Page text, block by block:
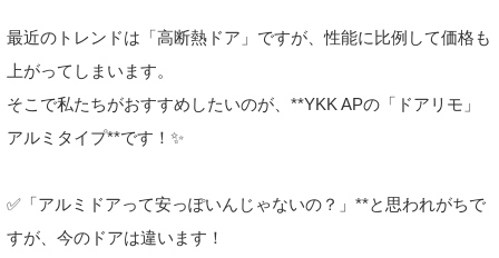
最近のトレンドは「高断熱ドア」ですが、性能に比例して価格も
上がってしまいます。
そこで私たちがおすすめしたいのが、**YKK APの「ドアリモ」
アルミタイプ**です！✨
✅「アルミドアって安っぽいんじゃないの？」**と思われがちで
すが、今のドアは違います！